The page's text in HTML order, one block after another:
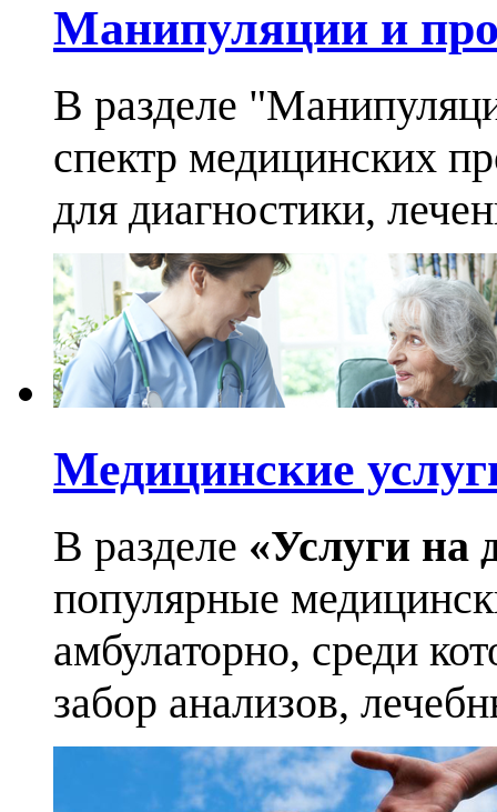
Манипуляции и
В разделе
спектр медицинских
для диагностики,
Медицинские
В разделе «Услуги на
популярные
амбулаторно, среди
забор анализов,